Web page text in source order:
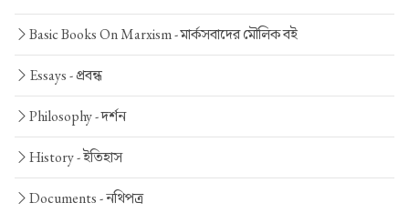
Basic Books On Marxism -মার্কসবাদের মৌলিক বই
Essays -প্রবন্ধ
Philosophy -দর্শন
History -ইতিহাস
Documents -নথিপত্র